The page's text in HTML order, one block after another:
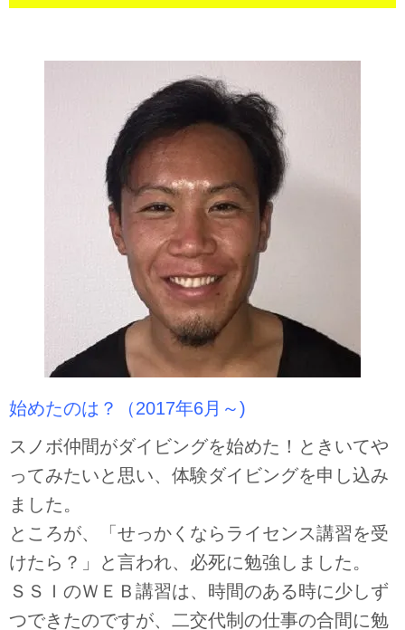
始めたのは？（2017年6月～)
スノボ仲間がダイビングを始めた！ときいてや
ってみたいと思い、体験ダイビングを申し込み
ました。
ところが、「せっかくならライセンス講習を受
けたら？」と言われ、必死に勉強しました。
ＳＳＩのＷＥＢ講習は、時間のある時に少しず
つできたのですが、二交代制の仕事の合間に勉